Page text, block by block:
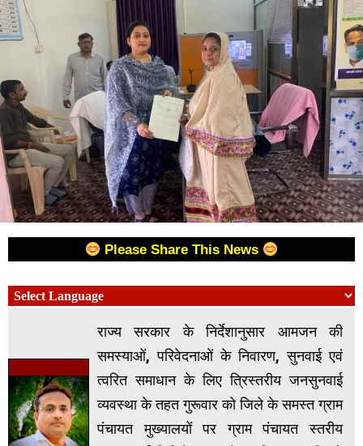
Please Share This News
राज्य सरकार के निर्देशानुसार आमजन की
समस्याओं, परिवेदनाओं के निवारण, सुनवाई एवं
त्वरित समाधान के लिए त्रिस्तरीय जनसुनवाई
व्यवस्था के तहत गुरूवार को जिले के समस्त ग्राम
पंचायत मुख्यालयों पर ग्राम पंचायत स्तरीय